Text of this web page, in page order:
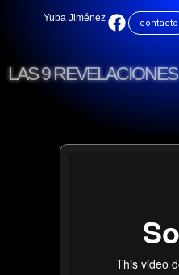
Yuba Jiménez contacto
LAS 9 REVELACIONES